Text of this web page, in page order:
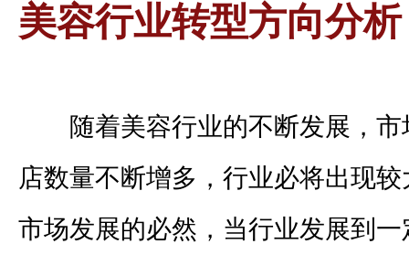
美容行业转型方向分析
随着美容行业的不断发展，市
店数量不断增多，行业必将出现
市场发展的必然，当行业发展到